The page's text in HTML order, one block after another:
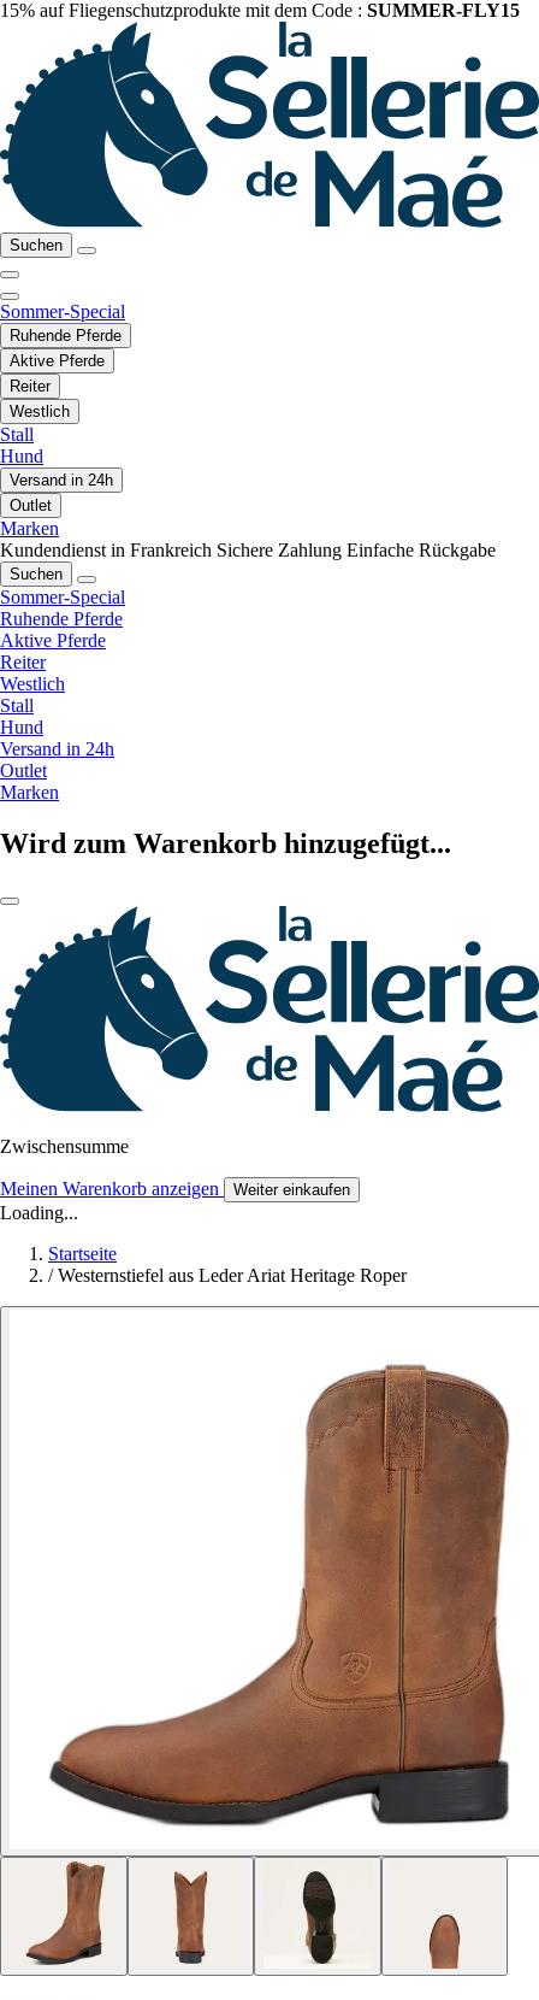
15% auf Fliegenschutzprodukte mit dem Code : SUMMER-FLY15
Suchen
Sommer-Special
Ruhende Pferde
Aktive Pferde
Reiter
Westlich
Stall
Hund
Versand in 24h
Outlet
Marken
Kundendienst in Frankreich Sichere Zahlung Einfache Rückgabe
Suchen
Sommer-Special
Ruhende Pferde
Aktive Pferde
Reiter
Westlich
Stall
Hund
Versand in 24h
Outlet
Marken
Wird zum Warenkorb hinzugefügt...
Zwischensumme
Meinen Warenkorb anzeigen Weiter einkaufen
Loading...
Startseite
/ Westernstiefel aus Leder Ariat Heritage Roper